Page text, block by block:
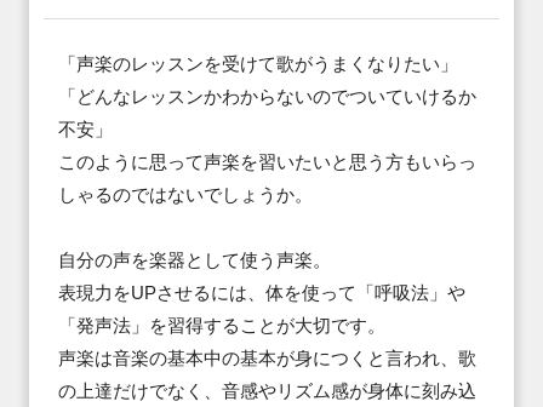
「声楽のレッスンを受けて歌がうまくなりたい」
「どんなレッスンかわからないのでついていけるか
不安」
このように思って声楽を習いたいと思う方もいらっ
しゃるのではないでしょうか。
自分の声を楽器として使う声楽。
表現力をUPさせるには、体を使って「呼吸法」や
「発声法」を習得することが大切です。
声楽は音楽の基本中の基本が身につくと言われ、歌
の上達だけでなく、音感やリズム感が身体に刻み込